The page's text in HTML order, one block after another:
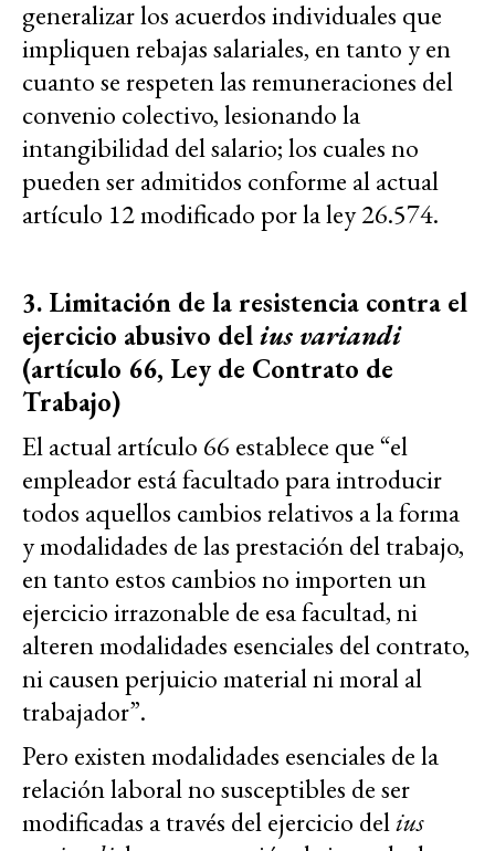
generalizar los acuerdos individuales que
impliquen rebajas salariales, en tanto y en
cuanto se respeten las remuneraciones del
convenio colectivo, lesionando la
intangibilidad del salario; los cuales no
pueden ser admitidos conforme al actual
artículo 12 modificado por la ley 26.574.
3. Limitación de la resistencia contra el
ejercicio abusivo delius variandi
(artículo 66, Ley de Contrato de
Trabajo)
El actual artículo 66 establece que “el
empleador está facultado para introducir
todos aquellos cambios relativos a la forma
y modalidades de las prestación del trabajo,
en tanto estos cambios no importen un
ejercicio irrazonable de esa facultad, ni
alteren modalidades esenciales del contrato,
ni causen perjuicio material ni moral al
trabajador”.
Pero existen modalidades esenciales de la
relación laboral no susceptibles de ser
modificadas a través del ejercicio delius